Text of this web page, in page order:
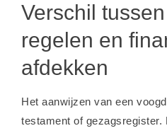
Verschil
regelen en
afdekken
Het aanwijzen van een
testament of